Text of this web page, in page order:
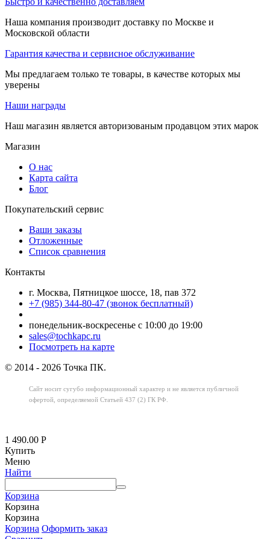
Наша компания производит доставку по Москве и
Московской области
Гарантия качества и сервисное обслуживание
Мы предлагаем только те товары, в качестве которых мы
уверены
Наши награды
Наш магазин является авторизованым продавцом этих марок
Магазин
О нас
Карта сайта
Блог
Покупательский сервис
Ваши заказы
Отложенные
Список сравнения
Контакты
г. Москва, Пятницкое шоссе, 18, пав 372
+7 (985) 344-80-47 (звонок бесплатный)
понедельник-воскресенье с 10:00 до 19:00
sales@tochkapc.ru
Посмотреть на карте
© 2014 - 2026 Точка ПК.
Сайт носит сугубо информационный характер и не является публичной
офертой, определяемой Статьей 437 (2) ГК РФ.
1 490.00 Р
Купить
Меню
Найти
Корзина
Корзина
Корзина
Корзина Оформить заказ